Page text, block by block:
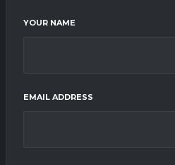
YOUR NAME
EMAIL ADDRESS